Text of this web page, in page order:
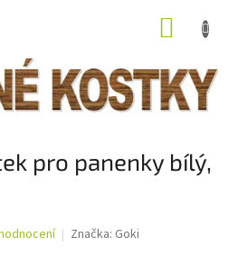
pro panenky bílý,
Značka: Goki